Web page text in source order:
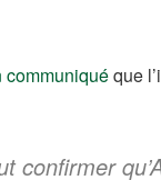
communiquéque
confirmer